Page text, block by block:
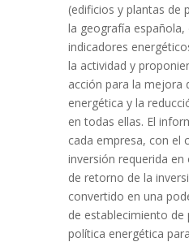
(edificios y plantas de
la geografía española,
indicadores
la actividad y
acción para la mejora
energética y la
en todas ellas. El
cada empresa, con el
inversión requerida en
de retorno de la
convertido en una
de establecimiento de
política energética